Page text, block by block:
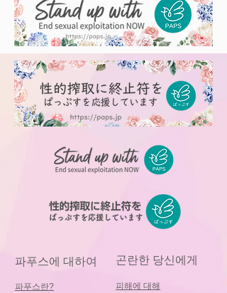
파푸스에 대하여
파푸스란?
곤란한 당신에게
피해에 대해